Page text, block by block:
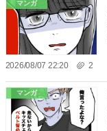
マンガ
2026/08/07 22:20 2
マンガ